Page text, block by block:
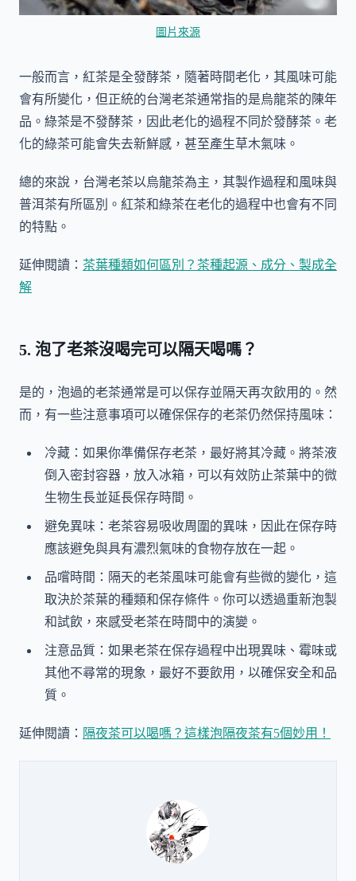
圖片來源
一般而言，紅茶是全發酵茶，隨著時間老化，其風味可能
會有所變化，但正統的台灣老茶通常指的是烏龍茶的陳年
品。綠茶是不發酵茶，因此老化的過程不同於發酵茶。老
化的綠茶可能會失去新鮮感，甚至產生草木氣味。
總的來說，台灣老茶以烏龍茶為主，其製作過程和風味與
普洱茶有所區別。紅茶和綠茶在老化的過程中也會有不同
的特點。
延伸閱讀： 茶葉種類如何區別？茶種起源、成分、製成全
解
5. 泡了老茶沒喝完可以隔天喝嗎？
是的，泡過的老茶通常是可以保存並隔天再次飲用的。然
而，有一些注意事項可以確保保存的老茶仍然保持風味：
冷藏：如果你準備保存老茶，最好將其冷藏。將茶液
倒入密封容器，放入冰箱，可以有效防止茶葉中的微
生物生長並延長保存時間。
避免異味：老茶容易吸收周圍的異味，因此在保存時
應該避免與具有濃烈氣味的食物存放在一起。
品嚐時間：隔天的老茶風味可能會有些微的變化，這
取決於茶葉的種類和保存條件。你可以透過重新泡製
和試飲，來感受老茶在時間中的演變。
注意品質：如果老茶在保存過程中出現異味、霉味或
其他不尋常的現象，最好不要飲用，以確保安全和品
質。
延伸閱讀： 隔夜茶可以喝嗎？這樣泡隔夜茶有5個妙用！